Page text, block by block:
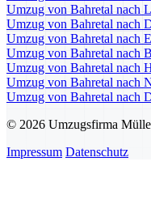
Umzug von Bahretal nach
Umzug von Bahretal nach
Umzug von Bahretal nach
Umzug von Bahretal nach
Umzug von Bahretal nach
Umzug von Bahretal nach
Umzug von Bahretal nach
© 2026 Umzugsfirma
Impressum Datenschutz